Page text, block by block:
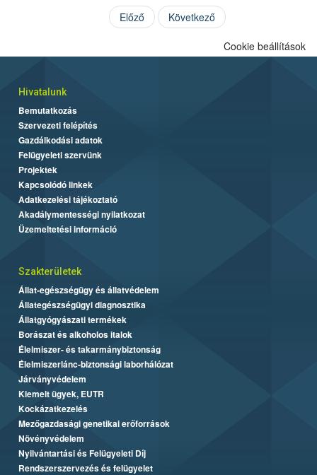
Előző Következő
Cookie beállítások
Hivatalunk
Bemutatkozás
Szervezeti felépítés
Gazdálkodási adatok
Felügyeleti szervünk
Projektek
Kapcsolódó linkek
Adatkezelési tájékoztató
Akadálymentességi nyilatkozat
Üzemeltetési információ
Szakterületek
Állat-egészségügy és állatvédelem
Állategészségügyi diagnosztika
Állatgyógyászati termékek
Borászat és alkoholos italok
Élelmiszer- és takarmánybiztonság
Élelmiszerlánc-biztonsági laborhálózat
Járványvédelem
Kiemelt ügyek, EUTR
Kockázatkezelés
Mezőgazdasági genetikai erőforrások
Növényvédelem
Nyilvántartási és Felügyeleti Díj
Rendszerszervezés és felügyelet